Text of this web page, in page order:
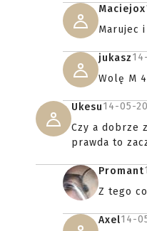
Maciejox
Marujec
jukasz
Wolę M
Ukesu14-05-
Czy a dobrze
prawda to
Promant
Z tego
Axel14-